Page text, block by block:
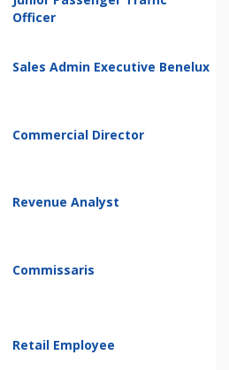
Officer
Sales Admin Executive Benelux
Commercial Director
Revenue Analyst
Commissaris
Retail Employee